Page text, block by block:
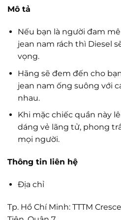
Mô tả
Nếu bạn là người đam
jean nam rách thì Diesel
vọng.
Hãng sẽ đem đến cho
jean nam ống suông với
nhau.
Khi mặc chiếc quần này
dáng vẻ lãng tử, phong
mọi người.
Thông tin liên hệ
Địa chỉ
Tp. Hồ Chí Minh: TTTM